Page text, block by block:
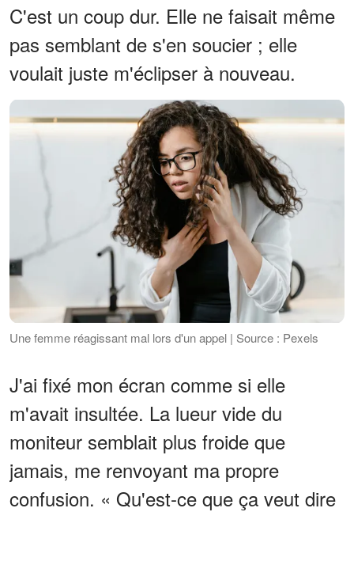
C'est un coup dur. Elle ne faisait même
pas semblant de s'en soucier ; elle
voulait juste m'éclipser à nouveau.
Une femme réagissant mal lors d'un appel | Source : Pexels
J'ai fixé mon écran comme si elle
m'avait insultée. La lueur vide du
moniteur semblait plus froide que
jamais, me renvoyant ma propre
confusion. « Qu'est-ce que ça veut dire